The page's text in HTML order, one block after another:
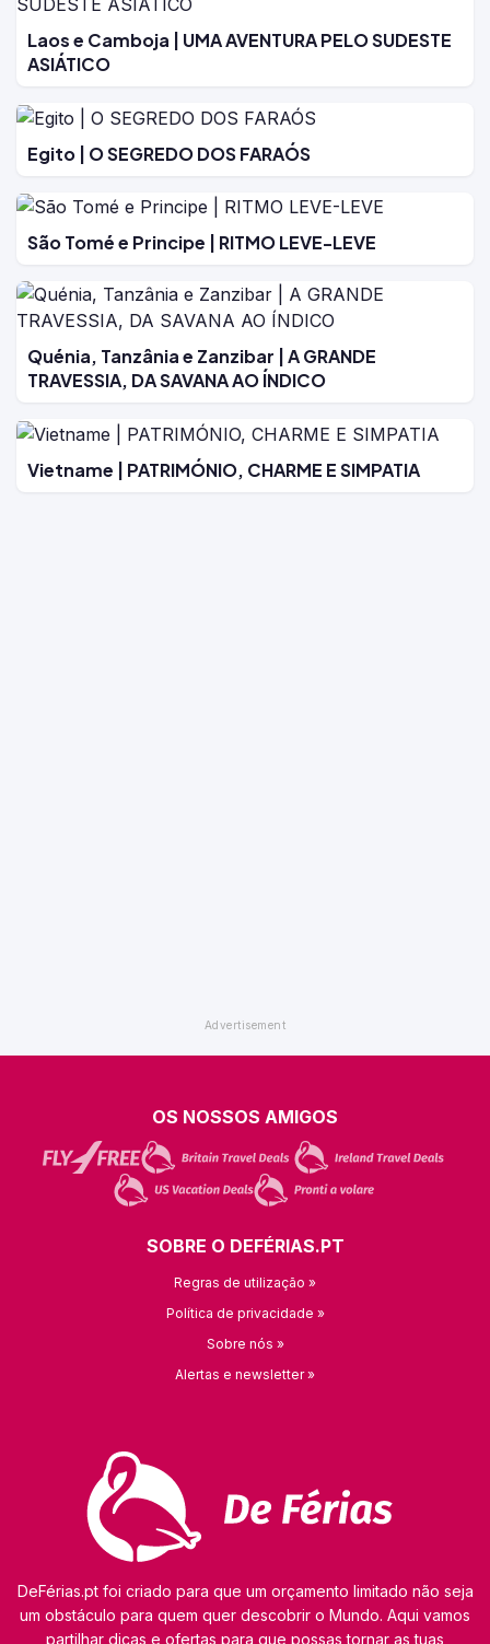
Laos e Camboja | UMA AVENTURA PELO SUDESTE
ASIÁTICO
Egito | O SEGREDO DOS FARAÓS
São Tomé e Principe | RITMO LEVE-LEVE
Quénia, Tanzânia e Zanzibar | A GRANDE
TRAVESSIA, DA SAVANA AO ÍNDICO
Vietname | PATRIMÓNIO, CHARME E SIMPATIA
DeFérias.pt foi criado para que um orçamento limitado não seja
um obstáculo para quem quer descobrir o Mundo. Aqui vamos
partilhar dicas e ofertas para que possas tornar as tuas
OS NOSSOS AMIGOS
SOBRE O DEFÉRIAS.PT
Regras de utilização »
Política de privacidade »
Sobre nós »
Alertas e newsletter »